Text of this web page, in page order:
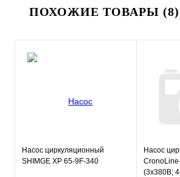
ПОХОЖИЕ ТОВАРЫ (8)
Насос циркуляционный
SHIMGE XP 65-9F-340
Насос
(3х380В;